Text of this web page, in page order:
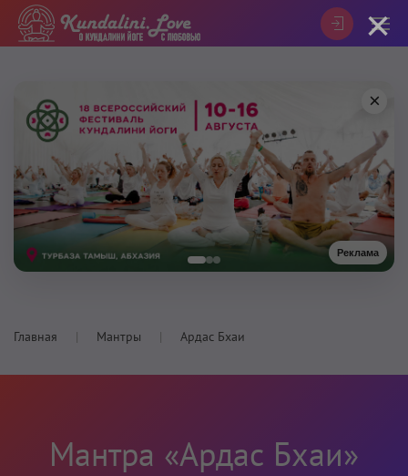
Реклама
×
Главная Мантры Ардас Бхаи
Мантра «Ардас Бхаи»
×